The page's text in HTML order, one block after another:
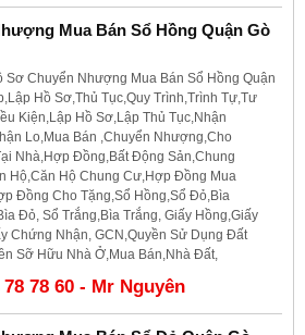
Mua Bán Sổ Hồng Quận Gò
Sơ Chuyển Nhượng Mua Bán Sổ Hồng Quận
Hồ Sơ,Thủ Tục,Quy Trình,Trình Tự,Tư
Kiện,Lập Hồ Sơ,Lập Thủ Tục,Nhận
Lo,Mua Bán ,Chuyển Nhượng,Cho
Nhà,Hợp Đồng,Bất Động Sản,Chung
Hộ,Căn Hộ Chung Cư,Hợp Đồng Mua
Đồng Cho Tặng,Sổ Hồng,Sổ Đỏ,Bìa
Đỏ, Sổ Trắng,Bìa Trắng, Giấy Hồng,Giấy
Chứng Nhận, GCN,Quyền Sử Dụng Đất
Sỡ Hữu Nhà Ở,Mua Bán,Nhà Đất,
78 78 60 - Mr Nguyên